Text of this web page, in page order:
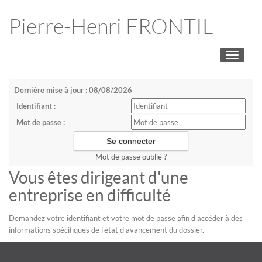
Pierre-Henri FRONTIL
Toggle
Dernière mise à jour : 08/08/2026
Identifiant :
Mot de passe :
Mot de passe oublié ?
Vous êtes dirigeant d'une
entreprise en difficulté
Demandez votre identifiant et votre mot de passe afin d'accéder à des
informations spécifiques de l'état d'avancement du dossier.